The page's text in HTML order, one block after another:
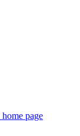
home page